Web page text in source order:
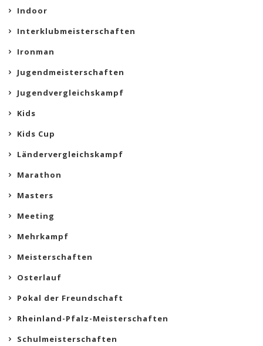
Indoor
Interklubmeisterschaften
Ironman
Jugendmeisterschaften
Jugendvergleichskampf
Kids
Kids Cup
Ländervergleichskampf
Marathon
Masters
Meeting
Mehrkampf
Meisterschaften
Osterlauf
Pokal der Freundschaft
Rheinland-Pfalz-Meisterschaften
Schulmeisterschaften